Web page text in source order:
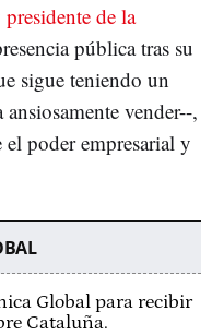
presidente de la
pública tras su
sigue teniendo un
vender--,
poder empresarial y
Global para recibir
Cataluña.